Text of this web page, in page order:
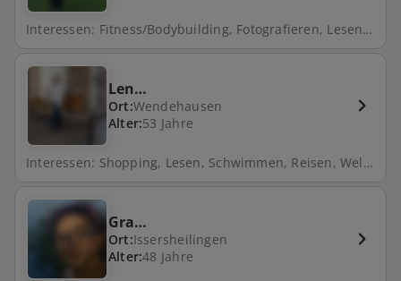
Interessen: Fitness/Bodybuilding, Fotografieren, Lesen, Natur, Freunde treffen, Fahrrad fahren, Gartenarbeit
Len…
Ort:Wendehausen
Alter:53 Jahre
Interessen: Shopping, Lesen, Schwimmen, Reisen, Wellness, Spazieren, Natur, Freunde treffen, Kino, Theater, Filme schauen
Gra…
Ort:Issersheilingen
Alter:48 Jahre